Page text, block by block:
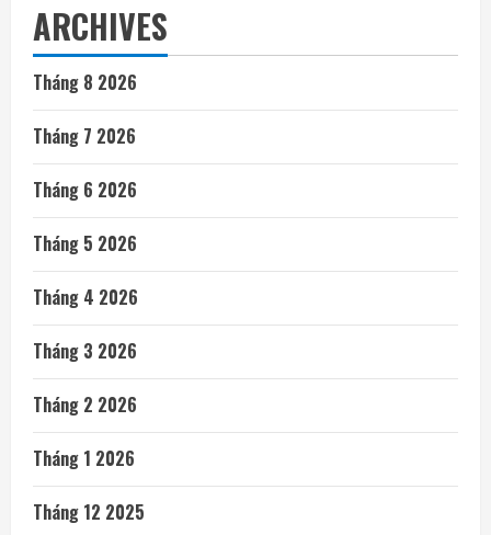
ARCHIVES
Tháng 8 2026
Tháng 7 2026
Tháng 6 2026
Tháng 5 2026
Tháng 4 2026
Tháng 3 2026
Tháng 2 2026
Tháng 1 2026
Tháng 12 2025